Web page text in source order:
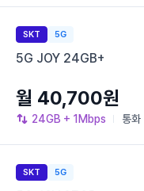
SKT 5G
5G JOY 24GB+
24GB + 1Mbps 통화
월 40,700원
SKT 5G